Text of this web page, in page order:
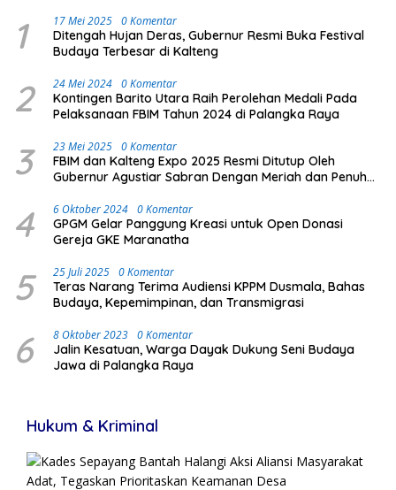
1 17 Mei 2025 0 Komentar
Ditengah Hujan Deras, Gubernur Resmi Buka Festival
Budaya Terbesar di Kalteng
2 24 Mei 2024 0 Komentar
Kontingen Barito Utara Raih Perolehan Medali Pada
Pelaksanaan FBIM Tahun 2024 di Palangka Raya
3 23 Mei 2025 0 Komentar
FBIM dan Kalteng Expo 2025 Resmi Ditutup Oleh
Gubernur Agustiar Sabran Dengan Meriah dan Penuh
4 6 Oktober 2024 0 Komentar
GPGM Gelar Panggung Kreasi untuk Open Donasi
Gereja GKE Maranatha
5 25 Juli 2025 0 Komentar
Teras Narang Terima Audiensi KPPM Dusmala, Bahas
Budaya, Kepemimpinan, dan Transmigrasi
6 8 Oktober 2023 0 Komentar
Jalin Kesatuan, Warga Dayak Dukung Seni Budaya
Jawa di Palangka Raya
Hukum & Kriminal